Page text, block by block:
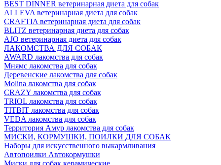
BEST DINNER ветеринарная диета для собак
ALLEVA ветеринарная диета для собак
CRAFTIA ветеринарная диета для собак
BLITZ ветеринарная диета для собак
AJO ветеринарная диета для собак
ЛАКОМСТВА ДЛЯ СОБАК
AWARD лакомства для собак
Мнямс лакомства для собак
Деревенские лакомства для собак
Molina лакомства для собак
CRAZY лакомства для собак
TRIOL лакомства для собак
TITBIT лакомства для собак
VEDA лакомства для собак
Территория Амур лакомства для собак
МИСКИ, КОРМУШКИ, ПОИЛКИ ДЛЯ СОБАК
Наборы для искусственного выкармливания
Автопоилки Автокормушки
Миски для собак керамические